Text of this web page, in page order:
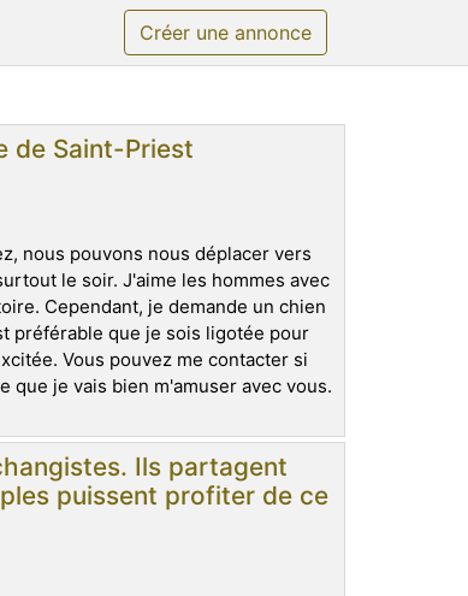
Créer une annonce
de Saint-Priest
nous pouvons nous déplacer vers
le soir. J'aime les hommes avec
Cependant, je demande un chien
préférable que je sois ligotée pour
Vous pouvez me contacter si
que je vais bien m'amuser avec vous.
Ils partagent
puissent profiter de ce